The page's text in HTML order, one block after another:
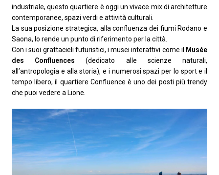
industriale, questo quartiere è oggi un vivace mix di architetture
contemporanee, spazi verdi e attività culturali.
La sua posizione strategica, alla confluenza dei fiumi Rodano e
Saona, lo rende un punto di riferimento per la città.
Con i suoi grattacieli futuristici, i musei interattivi come il Musée
des Confluences (dedicato alle scienze naturali,
all’antropologia e alla storia), e i numerosi spazi per lo sport e il
tempo libero, il quartiere Confluence è uno dei posti più trendy
che puoi vedere a Lione.